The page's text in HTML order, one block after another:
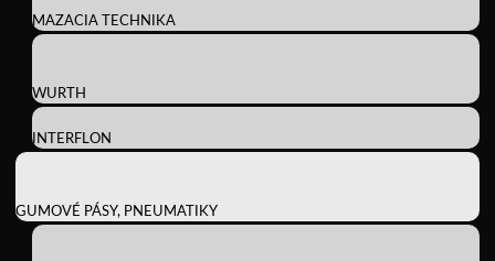
MAZACIA TECHNIKA
WURTH
INTERFLON
GUMOVÉ PÁSY, PNEUMATIKY